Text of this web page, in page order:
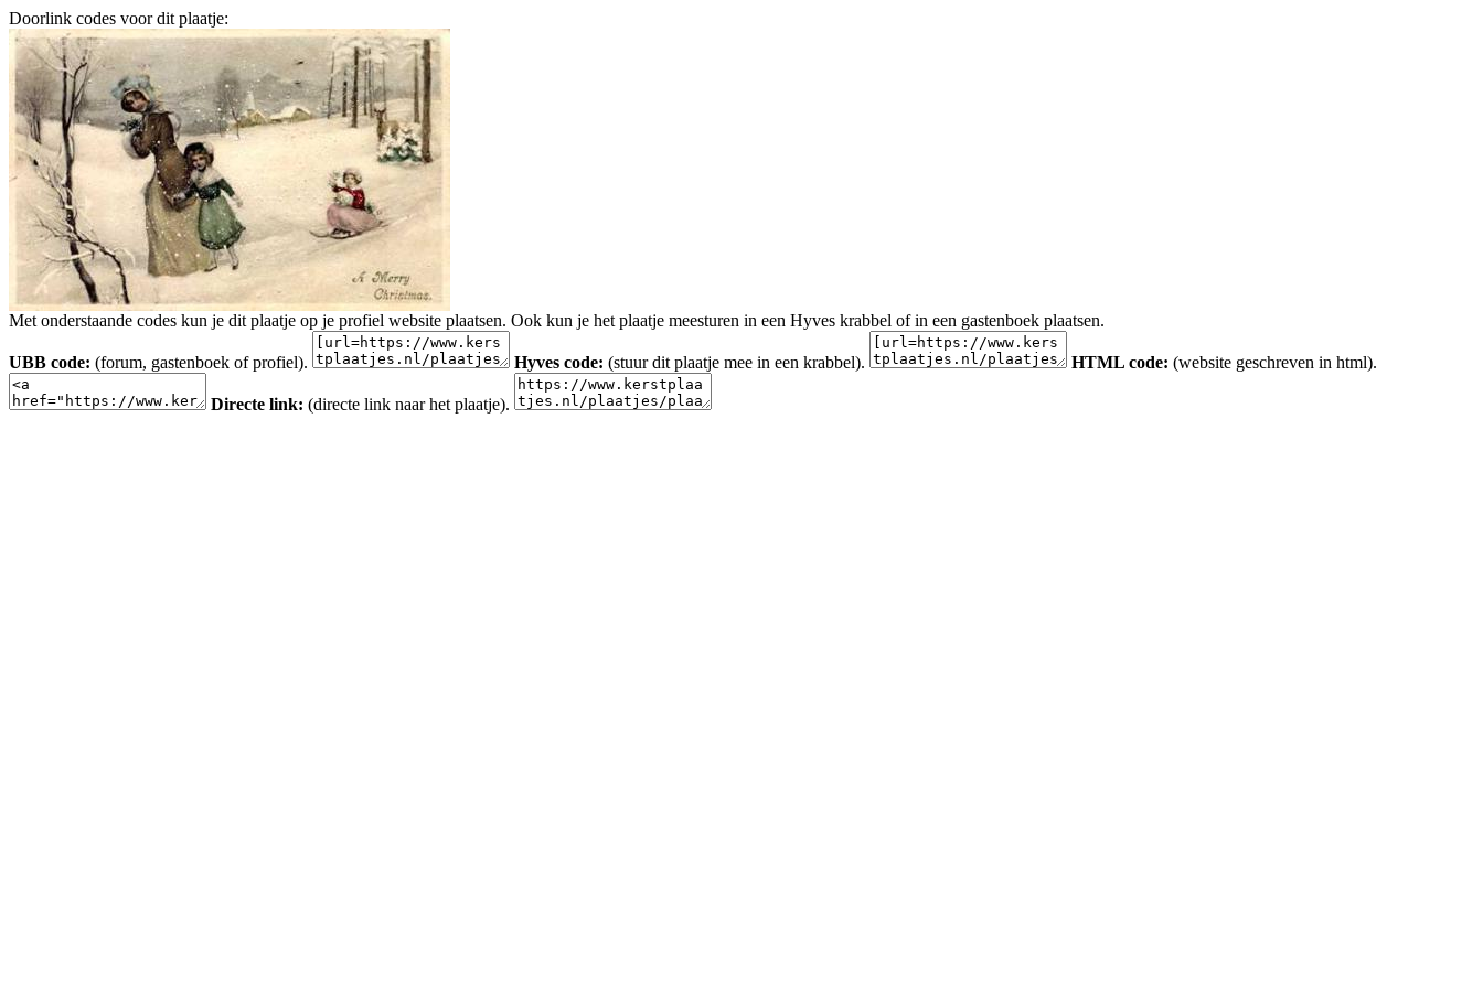
Doorlink codes voor dit plaatje:
Met onderstaande codes kun je dit plaatje op je profiel website plaatsen. Ook kun je het plaatje meesturen in een Hyves krabbel of in een gastenboek plaatsen.
UBB code: (forum, gastenboek of profiel). Hyves code: (stuur dit plaatje mee in een krabbel). HTML code: (website geschreven in html).
Directe link: (directe link naar het plaatje).